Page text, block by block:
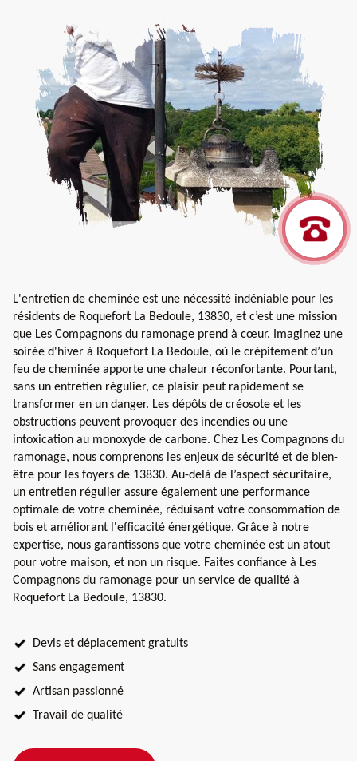
L'entretien de cheminée est une nécessité indéniable pour les
résidents de Roquefort La Bedoule, 13830, et c’est une mission
que Les Compagnons du ramonage prend à cœur. Imaginez une
soirée d'hiver à Roquefort La Bedoule, où le crépitement d’un
feu de cheminée apporte une chaleur réconfortante. Pourtant,
sans un entretien régulier, ce plaisir peut rapidement se
transformer en un danger. Les dépôts de créosote et les
obstructions peuvent provoquer des incendies ou une
intoxication au monoxyde de carbone. Chez Les Compagnons du
ramonage, nous comprenons les enjeux de sécurité et de bien-
être pour les foyers de 13830. Au-delà de l’aspect sécuritaire,
un entretien régulier assure également une performance
optimale de votre cheminée, réduisant votre consommation de
bois et améliorant l'efficacité énergétique. Grâce à notre
expertise, nous garantissons que votre cheminée est un atout
pour votre maison, et non un risque. Faites confiance à Les
Compagnons du ramonage pour un service de qualité à
Roquefort La Bedoule, 13830.
Devis et déplacement gratuits
Sans engagement
Artisan passionné
Travail de qualité